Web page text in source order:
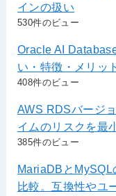
インの扱い
530件のビュー
Oracle AI
い・特徴・メリッ
408件のビュー
AWS RDSバージ
イムのリスクを最
385件のビュー
MariaDBと
比較。互換性やユ